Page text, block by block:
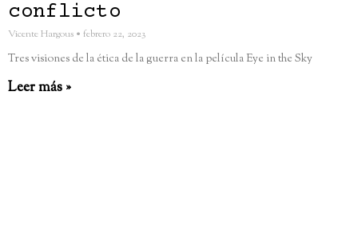
conflicto
Vicente Hargous febrero 22, 2023
Tres visiones de la ética de la guerra en la película Eye in the Sky
Leer más »